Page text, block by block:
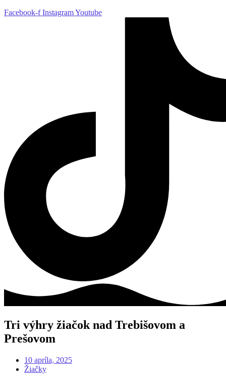
Facebook-f InstagramYoutube
Tri výhry žiačok nad Trebišovom a
Prešovom
10 apríla, 2025
Žiačky